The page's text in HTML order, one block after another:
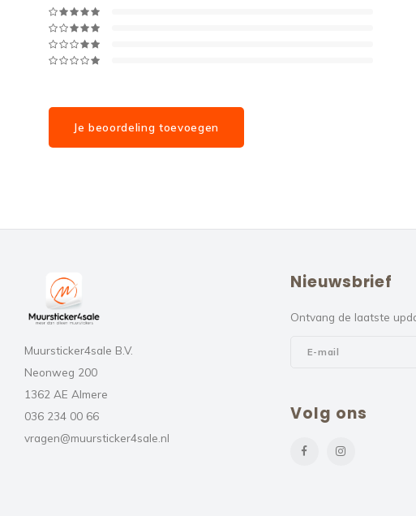
Je beoordeling toevoegen
Muursticker4sale B.V.
Neonweg 200
1362 AE Almere
036 234 00 66
vragen@muursticker4sale.nl
Nieuwsbrief
Ontvang de laatste
Volg ons